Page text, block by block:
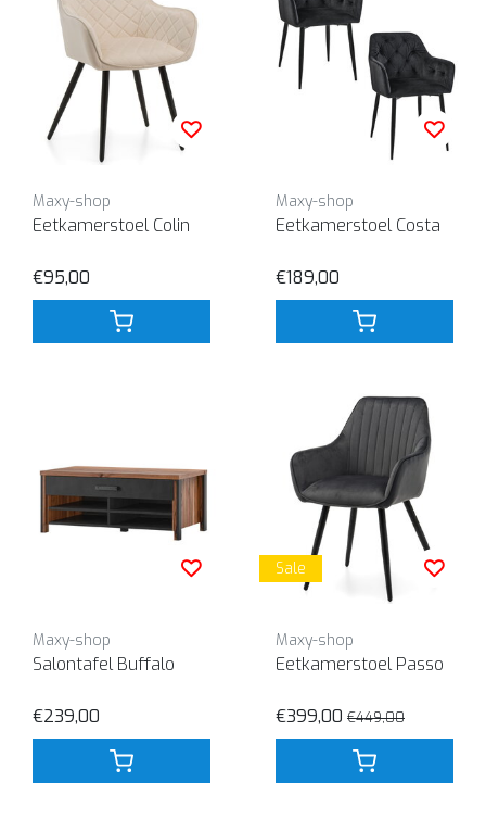
Maxy-shop
Eetkamerstoel Colin
€95,00
Maxy-shop
Eetkamerstoel Costa
€189,00
Maxy-shop
Salontafel Buffalo
€239,00
Sale
Maxy-shop
Eetkamerstoel Passo
€399,00 €449,00